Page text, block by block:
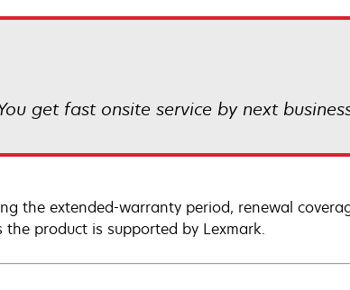
get fast onsite service by next
the extended-warranty period, renewal
the product is supported by Lexmark.